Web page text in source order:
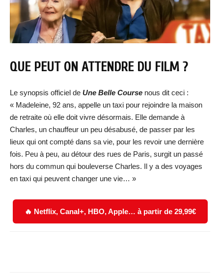
QUE PEUT ON ATTENDRE DU FILM ?
Le synopsis officiel de Une Belle Course nous dit ceci :
« Madeleine, 92 ans, appelle un taxi pour rejoindre la maison
de retraite où elle doit vivre désormais. Elle demande à
Charles, un chauffeur un peu désabusé, de passer par les
lieux qui ont compté dans sa vie, pour les revoir une dernière
fois. Peu à peu, au détour des rues de Paris, surgit un passé
hors du commun qui bouleverse Charles. Il y a des voyages
en taxi qui peuvent changer une vie… »
🔥 Netflix, Canal+, HBO, Apple… à partir de 29,99€